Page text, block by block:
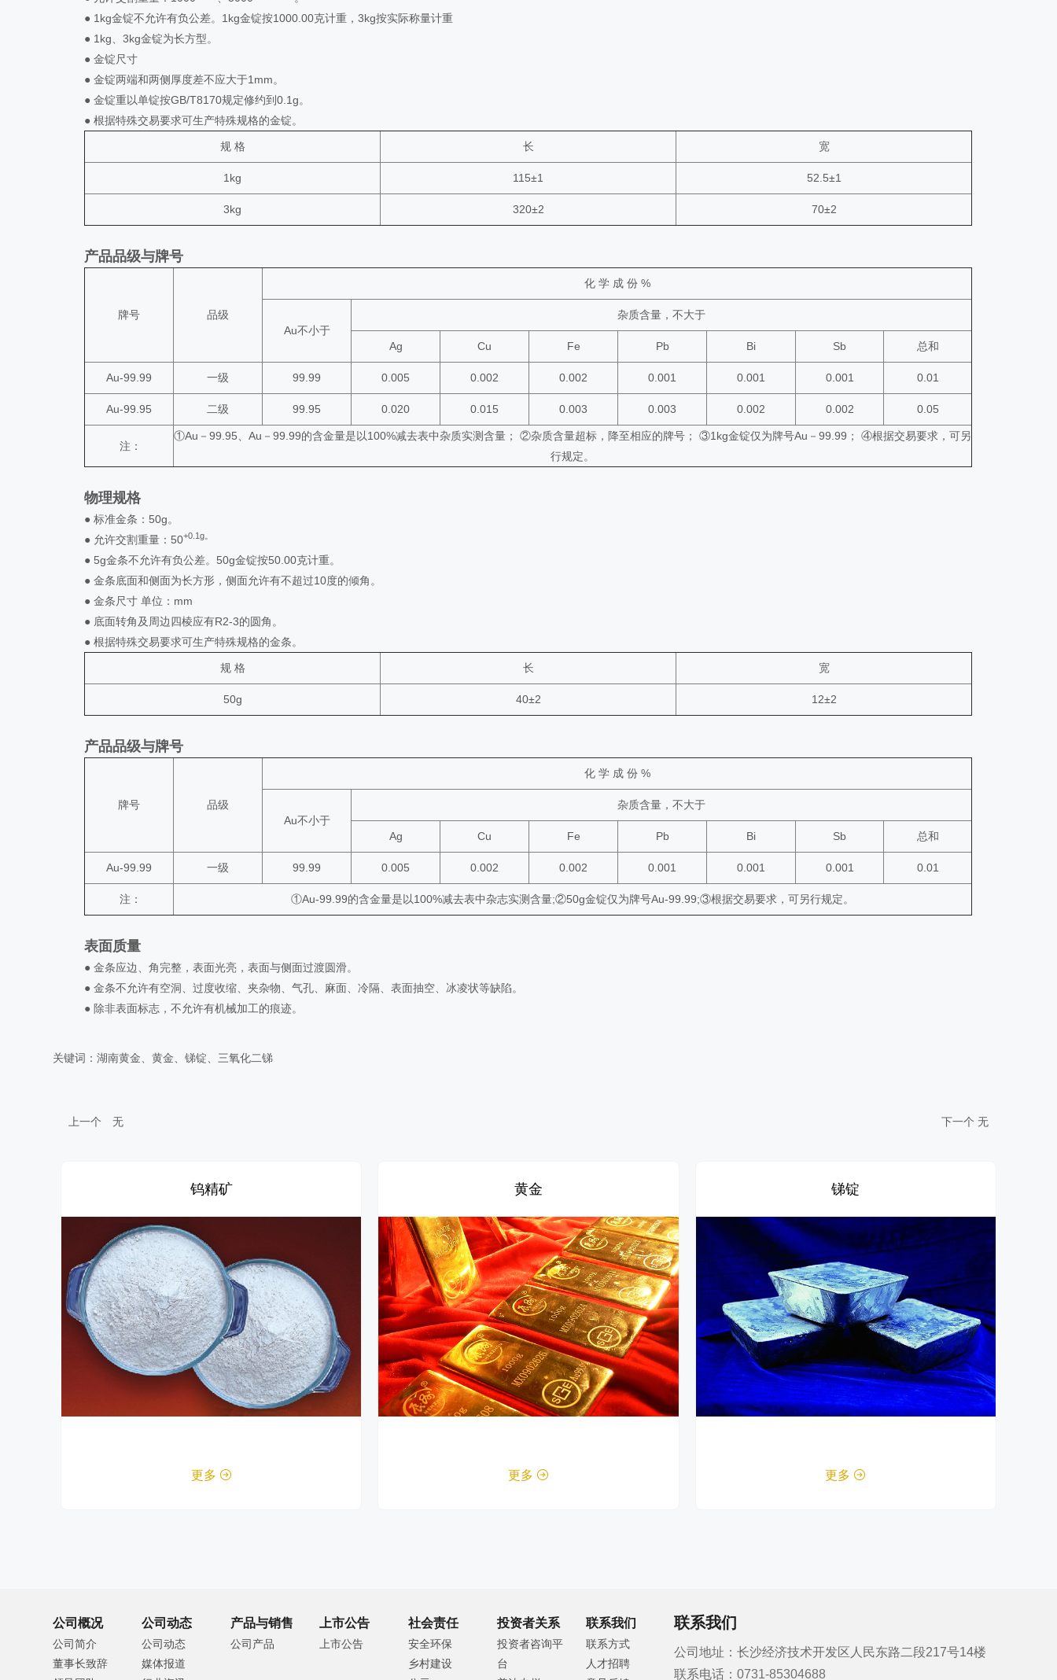
● 1kg金锭不允许有负公差。1kg金锭按1000.00克计重，3kg按实际称量计重
● 1kg、3kg金锭为长方型。
● 金锭尺寸
● 金锭两端和两侧厚度差不应大于1mm。
● 金锭重以单锭按GB/T8170规定修约到0.1g。
● 根据特殊交易要求可生产特殊规格的金锭。
规 格 长 宽
1kg 115±1 52.5±1
3kg 320±2 70±2
产品品级与牌号
牌号 品级
化 学 成 份 %
Au不小于
杂质含量，不大于
Ag Cu Fe Pb Bi Sb 总和
Au-99.99 一级 99.99 0.005 0.002 0.002 0.001 0.001 0.001 0.01
Au-99.95 二级 99.95 0.020 0.015 0.003 0.003 0.002 0.002 0.05
注：
①Au－99.95、Au－99.99的含金量是以100%减去表中杂质实测含量； ②杂质含量超标，降至相应的牌号； ③1kg金锭仅为牌号Au－99.99； ④根据交易要求，可另
行规定。
物理规格
● 标准金条：50g。
● 允许交割重量：50+0.1g。
● 5g金条不允许有负公差。50g金锭按50.00克计重。
● 金条底面和侧面为长方形，侧面允许有不超过10度的倾角。
● 金条尺寸 单位：mm
● 底面转角及周边四棱应有R2-3的圆角。
● 根据特殊交易要求可生产特殊规格的金条。
规 格 长 宽
50g 40±2 12±2
产品品级与牌号
牌号 品级
化 学 成 份 %
Au不小于
杂质含量，不大于
Ag Cu Fe Pb Bi Sb 总和
Au-99.99 一级 99.99 0.005 0.002 0.002 0.001 0.001 0.001 0.01
注： ①Au-99.99的含金量是以100%减去表中杂志实测含量;②50g金锭仅为牌号Au-99.99;③根据交易要求，可另行规定。
表面质量
● 金条应边、角完整，表面光亮，表面与侧面过渡圆滑。
● 金条不允许有空洞、过度收缩、夹杂物、气孔、麻面、冷隔、表面抽空、冰凌状等缺陷。
● 除非表面标志，不允许有机械加工的痕迹。
关键词：湖南黄金、黄金、锑锭、三氧化二锑
上一个 无 下一个 无
钨精矿
更多 
黄金
更多 
锑锭
更多 
公司概况
公司简介
董事长致辞
公司动态
公司动态
媒体报道
产品与销售
公司产品
上市公告
上市公告
社会责任
安全环保
乡村建设
投资者关系
投资者咨询平
台
联系我们
联系方式
人才招聘
联系我们
公司地址：长沙经济技术开发区人民东路二段217号14楼
联系电话：0731-85304688